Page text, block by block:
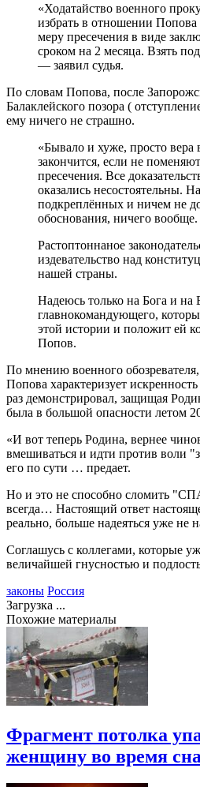
«Ходатайство военного
избрать в отношении
меру пресечения в виде
сроком на 2 месяца. Взять
— заявил судья.
По словам Попова, после
Балаклейского позора (
ему ничего не страшно.
«Бывало и хуже, просто вера
закончится, если не
пресечения. Все
оказались несостоятельны.
подкреплённых и ничем не
обоснования, ничего вообще.
Растоптоннаное
издевательство над
нашей страны.
Надеюсь только на Бога и на
главнокомандующего,
этой истории и положит ей
Попов.
По мнению военного
Попова характеризует
раз демонстрировал, защищая
была в большой опасности летом
«И вот теперь Родина, вернее
вмешиваться и идти против воли
его по сути … предает.
Но и это не способно сломить
всегда… Настоящий ответ
реально, больше надеяться уже не
Соглашусь с коллегами, которые
величайшей гнусностью и
законы Россия
Загрузка ...
Похожие материалы
Фрагмент потолка
женщину во время сна